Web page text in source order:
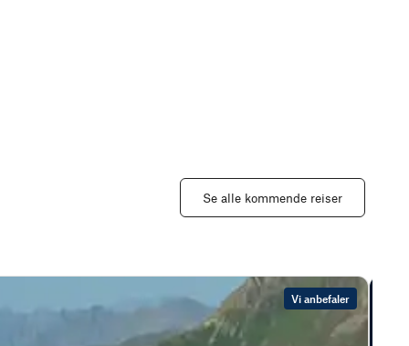
Se alle kommende reiser
Vi anbefaler